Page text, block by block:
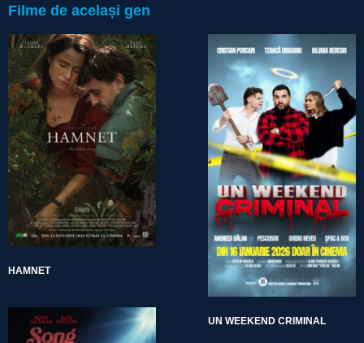
Filme de același gen
HAMNET
UN WEEKEND CRIMINAL